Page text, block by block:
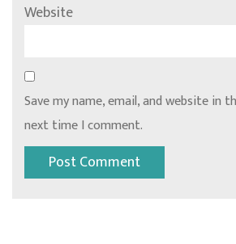
Website
Save my name, email, and website in
next time I comment.